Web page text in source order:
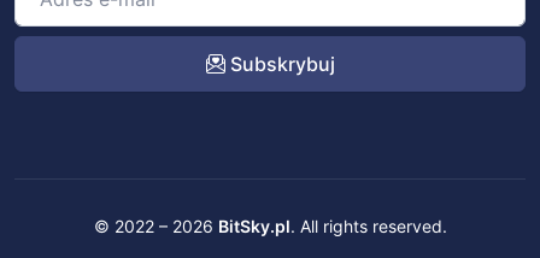
Subskrybuj
© 2022 – 2026 BitSky.pl. All rights reserved.